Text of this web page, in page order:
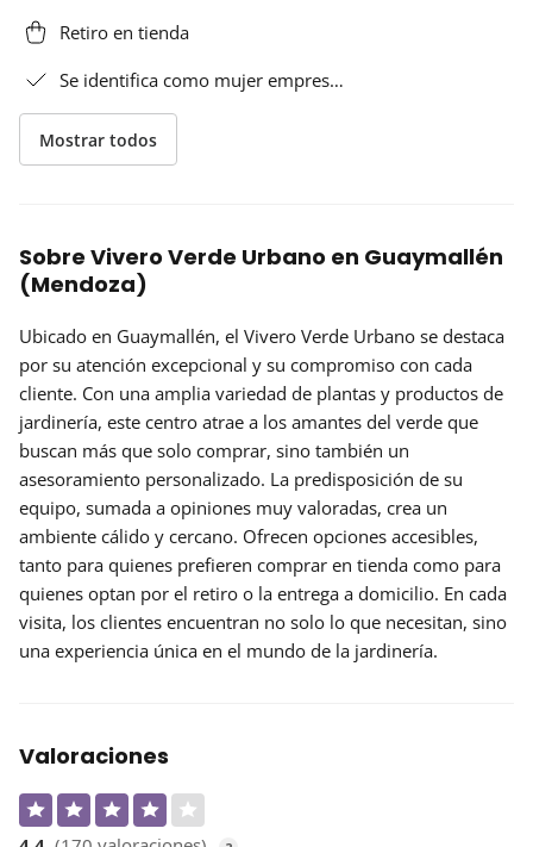
Retiro en tienda
Se identifica como mujer empres…
Mostrar todos
Sobre Vivero Verde Urbano en Guaymallén
(Mendoza)
Ubicado en Guaymallén, el Vivero Verde Urbano se destaca
por su atención excepcional y su compromiso con cada
cliente. Con una amplia variedad de plantas y productos de
jardinería, este centro atrae a los amantes del verde que
buscan más que solo comprar, sino también un
asesoramiento personalizado. La predisposición de su
equipo, sumada a opiniones muy valoradas, crea un
ambiente cálido y cercano. Ofrecen opciones accesibles,
tanto para quienes prefieren comprar en tienda como para
quienes optan por el retiro o la entrega a domicilio. En cada
visita, los clientes encuentran no solo lo que necesitan, sino
una experiencia única en el mundo de la jardinería.
Valoraciones